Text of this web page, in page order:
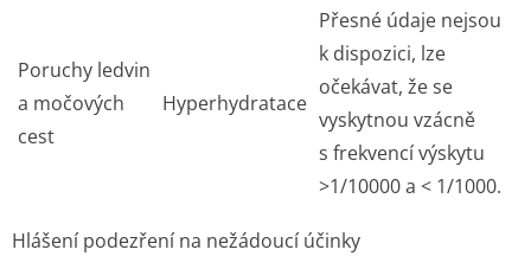
Poruchy ledvin
a močových
cest
Hyperhydratace
Přesné údaje nejsou
k dispozici, lze
očekávat, že se
vyskytnou vzácně
s frekvencí výskytu
>1/10000 a < 1/1000.
Hlášení podezření na nežádoucí účinky